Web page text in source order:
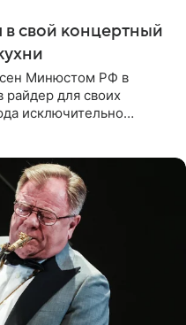
свой концертный
Минюстом РФ в
райдер для своих
исключительно